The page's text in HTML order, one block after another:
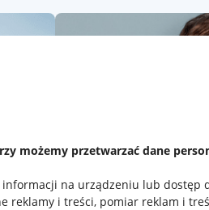
możemy przetwarzać dane
informacji na urządzeniu lub dostęp
reklamy i treści, pomiar reklam i